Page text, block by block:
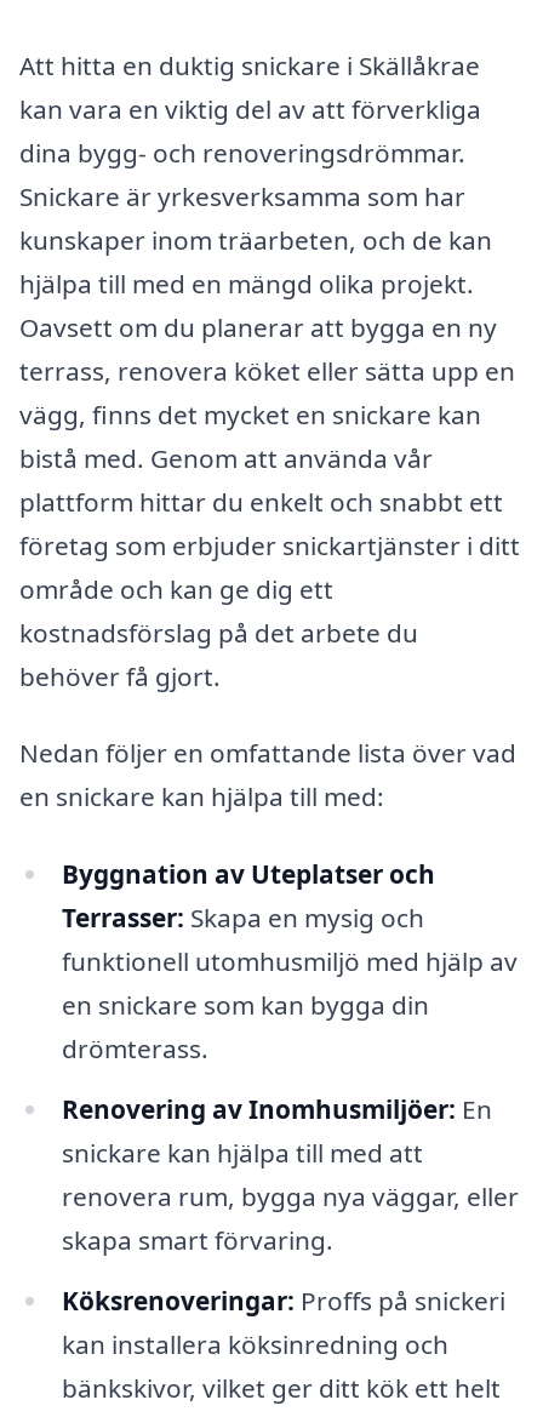
Att hitta en duktig snickare i Skällåkrae
kan vara en viktig del av att förverkliga
dina bygg- och renoveringsdrömmar.
Snickare är yrkesverksamma som har
kunskaper inom träarbeten, och de kan
hjälpa till med en mängd olika projekt.
Oavsett om du planerar att bygga en ny
terrass, renovera köket eller sätta upp en
vägg, finns det mycket en snickare kan
bistå med. Genom att använda vår
plattform hittar du enkelt och snabbt ett
företag som erbjuder snickartjänster i ditt
område och kan ge dig ett
kostnadsförslag på det arbete du
behöver få gjort.
Nedan följer en omfattande lista över vad
en snickare kan hjälpa till med:
Byggnation av Uteplatser och
Terrasser: Skapa en mysig och
funktionell utomhusmiljö med hjälp av
en snickare som kan bygga din
drömterass.
Renovering av Inomhusmiljöer: En
snickare kan hjälpa till med att
renovera rum, bygga nya väggar, eller
skapa smart förvaring.
Köksrenoveringar: Proffs på snickeri
kan installera köksinredning och
bänkskivor, vilket ger ditt kök ett helt